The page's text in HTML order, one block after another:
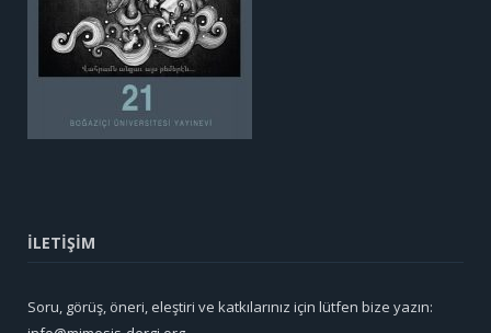
İLETİŞİM
Soru, görüş, öneri, eleştiri ve katkılarınız için lütfen bize yazın: